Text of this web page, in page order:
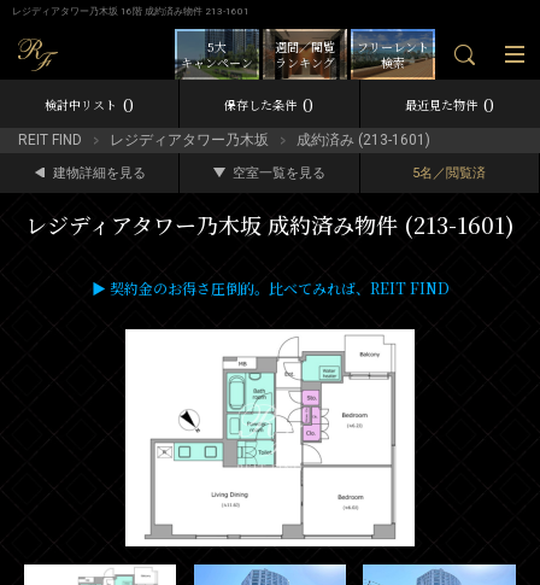
レジディアタワー乃木坂 16階 成約済み物件 213-1601
フリーレント
検索
週間／閲覧
ランキング
5大
キャンペーン
検討中リスト 0 保存した条件 0 最近見た物件 0
REIT FIND レジディアタワー乃木坂 成約済み (213-1601)
建物詳細を見る 空室一覧を見る 5名／閲覧済
レジディアタワー乃木坂 成約済み物件 (213-1601)
▶ 契約金のお得さ圧倒的。比べてみれば、REIT FIND